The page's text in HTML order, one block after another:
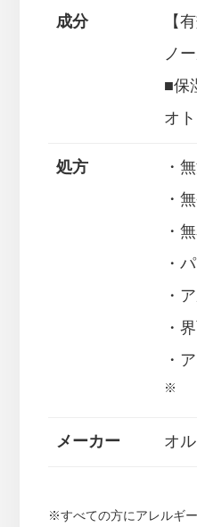
成分
【
ノ
■保
オ
処方
・
・
・
・
・
・
・
※
メーカー オ
※すべての方にアレルギ